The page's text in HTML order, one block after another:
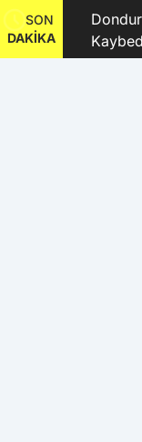
SON
DAKİKA
ve 9